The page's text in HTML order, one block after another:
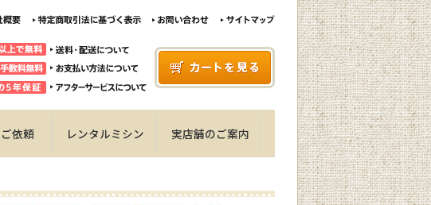
依頼 レンタルミシン 実店舗のご案内